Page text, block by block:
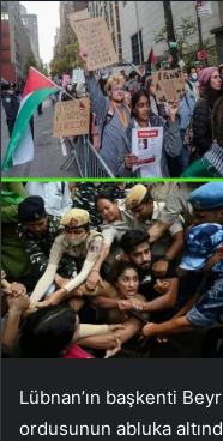
Lübnan’ın başkenti
ordusunun abluka